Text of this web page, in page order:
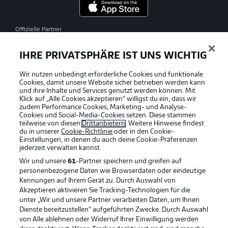
Offizielle Partner
Rechtliche Hinweise Voreinstellungen verwalten
IHRE PRIVATSPHÄRE IST UNS WICHTIG
Wir nutzen unbedingt erforderliche Cookies und funktionale
Cookies, damit unsere Website sicher betrieben werden kann
und ihre Inhalte und Services genutzt werden können. Mit
Klick auf „Alle Cookies akzeptieren“ willigst du ein, dass wir
zudem Performance Cookies, Marketing- und Analyse-
Cookies und Social-Media-Cookies setzen. Diese stammen
teilweise von diesen Drittanbietern. Weitere Hinweise findest
du in unsererCookie-Richtlinie oder in den Cookie-
Einstellungen, in denen du auch deine Cookie-Präferenzen
jederzeit verwalten kannst.
Wir und unsere61-Partner speichern und greifen auf
personenbezogene Daten wie Browserdaten oder eindeutige
Kennungen auf Ihrem Gerät zu. Durch Auswahl von
Akzeptieren aktivieren Sie Tracking-Technologien für die
unter „Wir und unsere Partner verarbeiten Daten, um Ihnen
Dienste bereitzustellen“ aufgeführten Zwecke. Durch Auswahl
von Alle ablehnen oder Widerruf Ihrer Einwilligung werden